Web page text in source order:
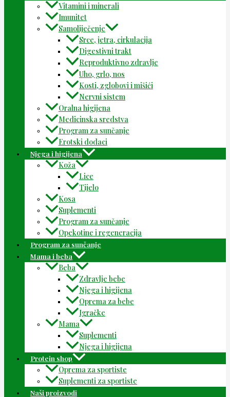
Vitamini i minerali
Imunitet
Samoliječenje
Srce, jetra, cirkulacija
Digestivni trakt
Reproduktivno zdravlje
Uho, grlo, nos
Kosti, zglobovi i mišići
Nervni sistem
Oralna higijena
Medicinska sredstva
Program za sunčanje
Erotski dodaci
Njega i higijena
Koža
Lice
Tijelo
Kosa
Suplementi
Program za sunčanje
Opekotine i regeneracija
Program za sunčanje
Mama i beba
Beba
Zdravlje bebe
Njega i higijena
Oprema za bebe
Igračke
Mama
Suplementi
Njega i higijena
Protein shop
Oprema za sportiste
Suplementi za sportiste
Naši proizvodi